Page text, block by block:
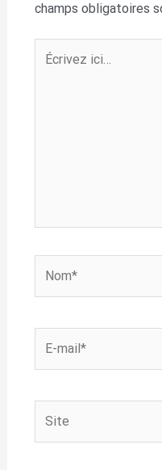
champs obligatoires
ici…
mail*